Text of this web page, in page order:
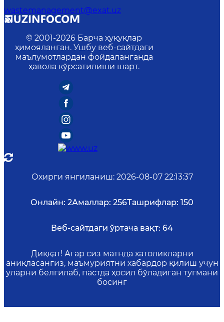
wastemanagement@exat.uz
© 2001-2026 Барча ҳуқуқлар
ҳимояланган. Ушбу веб-сайтдаги
маълумотлардан фойдаланганда
ҳавола кўрсатилиши шарт.
Охирги янгиланиш: 2026-08-07 22:13:37
Онлайн: 2Амаллар: 256Ташрифлар: 150
Веб-сайтдаги ўртача вақт: 64
Диққат! Агар сиз матнда хатоликларни
аниқласангиз, маъмуриятни хабардор қилиш учун
уларни белгилаб, пастда ҳосил бўладиган тугмани
босинг